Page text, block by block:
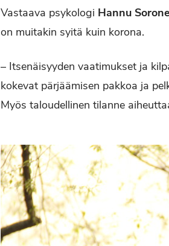
Vastaava psykologi Hannu
on muitakin syitä kuin korona.
– Itsenäisyyden vaatimukset ja
kokevat pärjäämisen pakkoa ja
Myös taloudellinen tilanne